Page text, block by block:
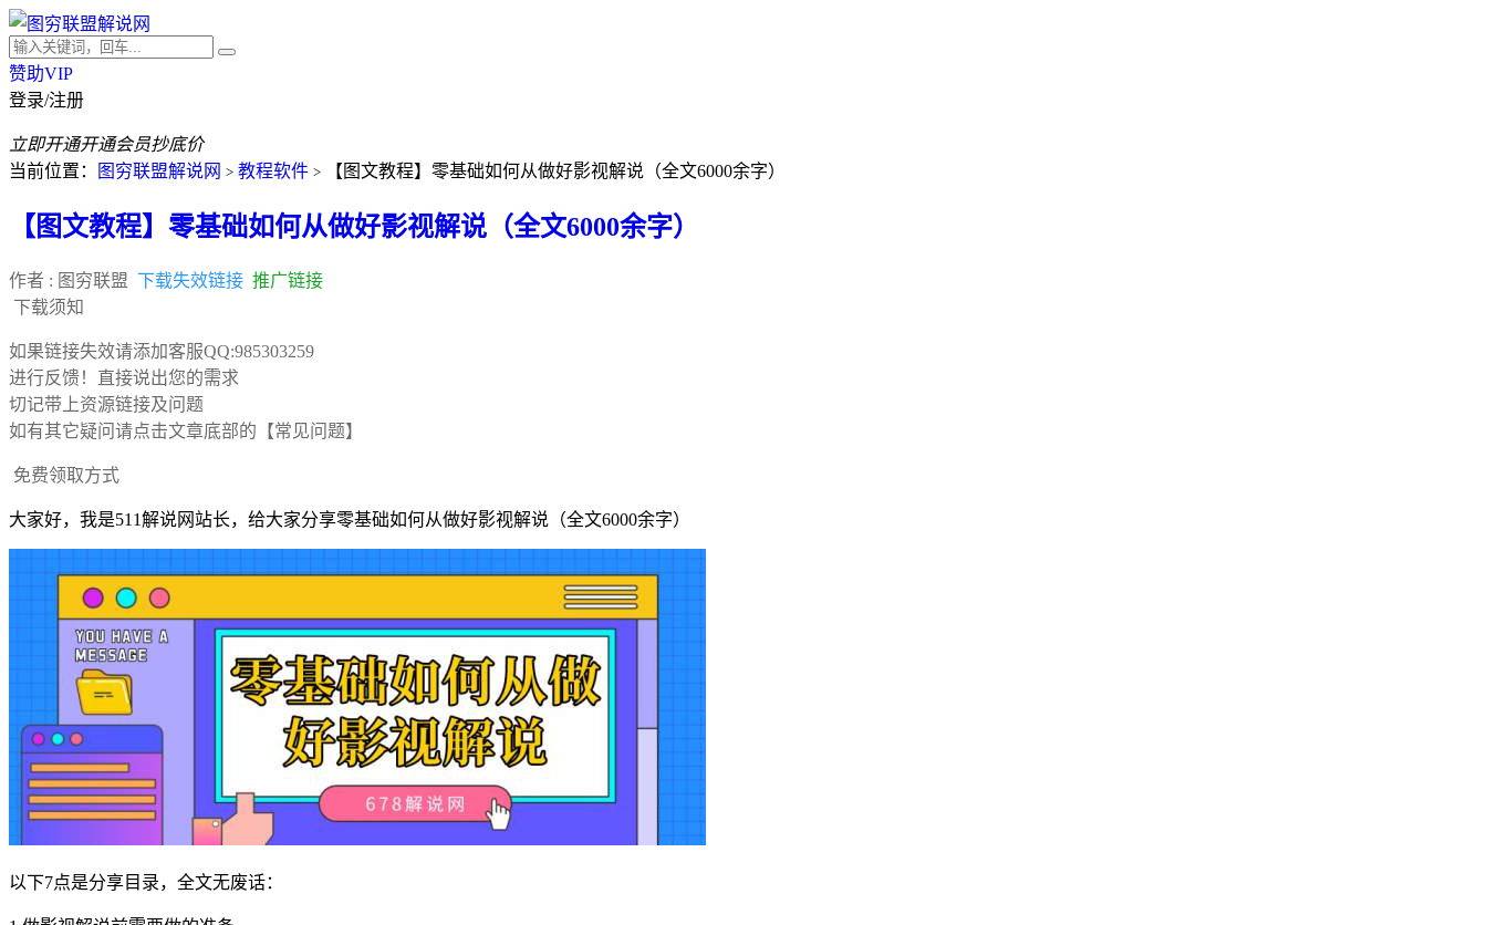
赞助VIP
登录/注册
立即开通开通会员抄底价
当前位置：
图穷联盟解说网 > 教程软件 > 【图文教程】零基础如何从做好影视解说（全文6000余字）
【图文教程】零基础如何从做好影视解说（全文6000余字）
作者 : 图穷联盟 下载失效链接 推广链接
下载须知
如果链接失效请添加客服QQ:985303259
进行反馈！直接说出您的需求
切记带上资源链接及问题
如有其它疑问请点击文章底部的【常见问题】
免费领取方式
大家好，我是511解说网站长，给大家分享零基础如何从做好影视解说（全文6000余字）
以下7点是分享目录，全文无废话：